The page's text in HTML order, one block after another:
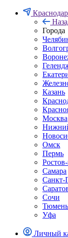
Краснодар
Города
Казань
Москва
Омск
Пермь
Самара
Санкт-
Сочи
Тюмень
Уфа
Личный